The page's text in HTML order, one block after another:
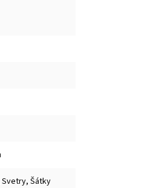
Svetry, Šátky